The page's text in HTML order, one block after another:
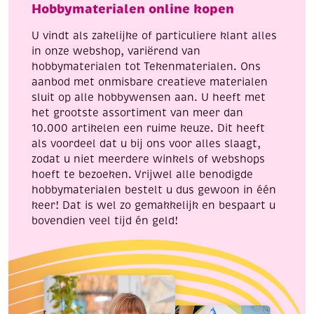
Hobbymaterialen online kopen
U vindt als zakelijke of particuliere klant alles
in onze webshop, variërend van
hobbymaterialen tot Tekenmaterialen. Ons
aanbod met onmisbare creatieve materialen
sluit op alle hobbywensen aan. U heeft met
het grootste assortiment van meer dan
10.000 artikelen een ruime keuze. Dit heeft
als voordeel dat u bij ons voor alles slaagt,
zodat u niet meerdere winkels of webshops
hoeft te bezoeken. Vrijwel alle benodigde
hobbymaterialen bestelt u dus gewoon in één
keer! Dat is wel zo gemakkelijk en bespaart u
bovendien veel tijd én geld!